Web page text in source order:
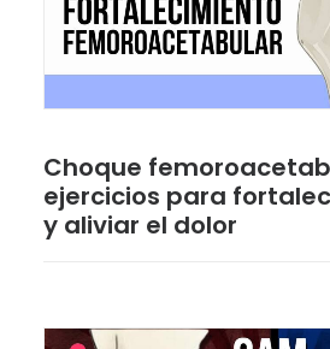
Choque
ejercicios para
y aliviar el dolor